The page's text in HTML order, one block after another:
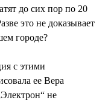
до сих пор по 20
это не доказывает
городе?
с этими
ее Вера
не